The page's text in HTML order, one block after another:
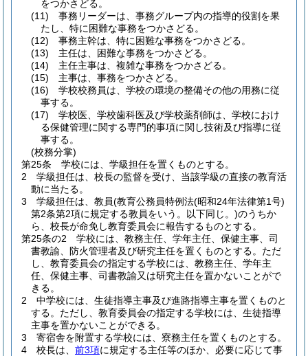
をつかさどる。
(11)
事務リーダーは、事務グループ内の指導的役割を果
たし、特に困難な事務をつかさどる。
(12)
事務主幹は、特に困難な事務をつかさどる。
(13)
主任は、困難な事務をつかさどる。
(14)
主任主事は、複雑な事務をつかさどる。
(15)
主事は、事務をつかさどる。
(16)
学校校務員は、学校の環境の整備その他の用務に従
事する。
(17)
学校医、学校歯科医及び学校薬剤師は、学校におけ
る保健管理に関する専門的事項に関し技術及び指導に従
事する。
(校務分掌)
第25条
学校には、学級担任を置くものとする。
2
学級担任は、校長の監督を受け、当該学級の直接の教育活
動に当たる。
3
学級担任は、教員(教育公務員特例法(昭和24年法律第1号)
第2条第2項に規定する教員をいう。以下同じ。)のうちか
ら、校長が命免し教育委員会に報告するものとする。
第25条の2
学校には、教務主任、学年主任、保健主事、司
書教諭、防火管理者及び研究主任を置くものとする。 ただ
し、教育委員会の指定する学校には、教務主任、学年主
任、保健主事、司書教諭又は研究主任を置かないことがで
きる。
2
中学校には、生徒指導主事及び進路指導主事を置くものと
する。 ただし、教育委員会の指定する学校には、生徒指導
主事を置かないことができる。
3
寄宿舎を附置する学校には、寮務主任を置くものとする。
4
校長は、 前3項に規定する主任等のほか、必要に応じて事